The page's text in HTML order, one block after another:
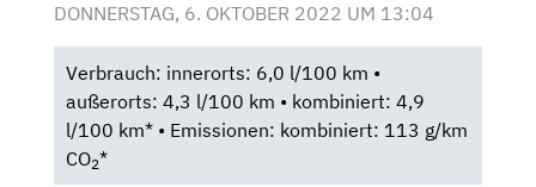
DONNERSTAG, 6. OKTOBER 2022 UM 13:04
Verbrauch: innerorts: 6,0 l/100 km •
außerorts: 4,3 l/100 km • kombiniert: 4,9
l/100 km* • Emissionen: kombiniert: 113 g/km
CO2*